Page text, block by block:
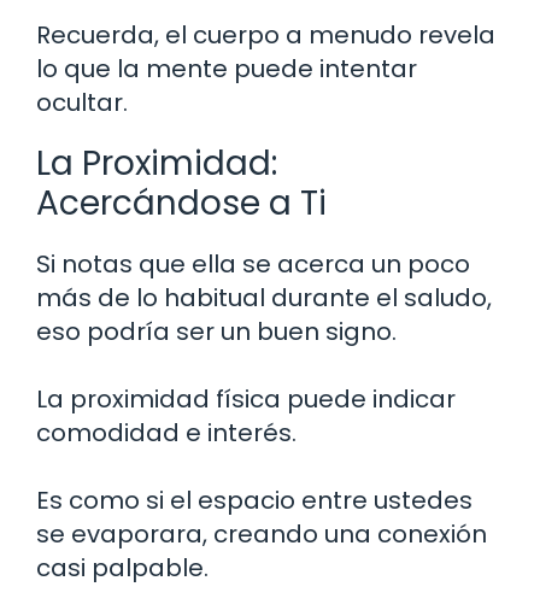
Recuerda, el cuerpo a menudo revela
lo que la mente puede intentar
ocultar.
La Proximidad:
Acercándose a Ti
Si notas que ella se acerca un poco
más de lo habitual durante el saludo,
eso podría ser un buen signo.
La proximidad física puede indicar
comodidad e interés.
Es como si el espacio entre ustedes
se evaporara, creando una conexión
casi palpable.